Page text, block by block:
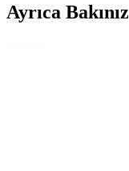
Ayrıca Bakınız